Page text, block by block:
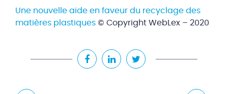
Une nouvelle aide en faveur du recyclage des
matières plastiques © Copyright WebLex – 2020